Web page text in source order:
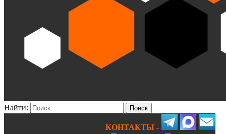
Найти:
КОНТАКТЫ -